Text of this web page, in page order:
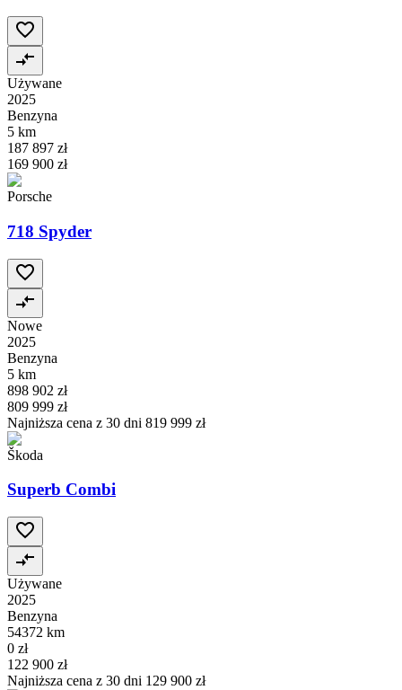
Używane
2025
Benzyna
5 km
187 897 zł
169 900 zł
Porsche
718 Spyder
Nowe
2025
Benzyna
5 km
898 902 zł
809 999 zł
Najniższa cena z 30 dni 819 999 zł
Škoda
Superb Combi
Używane
2025
Benzyna
54372 km
0 zł
122 900 zł
Najniższa cena z 30 dni 129 900 zł